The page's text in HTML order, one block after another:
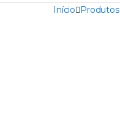
Início Produtos